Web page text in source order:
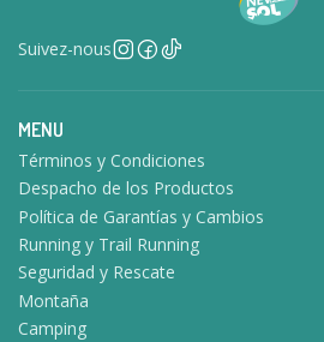
Suivez-nous
MENU
Términos y Condiciones
Despacho de los Productos
Política de Garantías y Cambios
Running y Trail Running
Seguridad y Rescate
Montaña
Camping